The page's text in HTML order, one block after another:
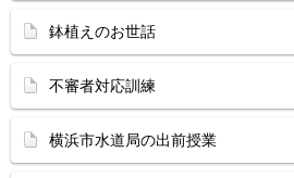
鉢植えのお世話
不審者対応訓練
横浜市水道局の出前授業